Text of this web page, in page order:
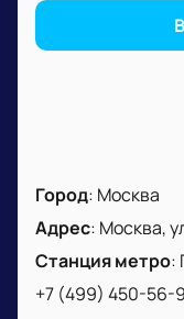
Менеджер
о правилах
места в зале и
Город: Москва
Адрес: Москва,
Станция метро:
+7 (499) 450-56-